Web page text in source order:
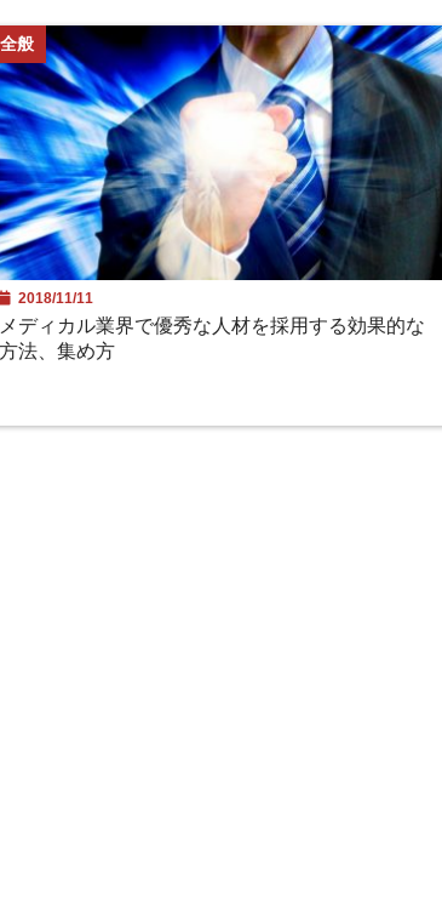
全般
2018/11/11
メディカル業界で優秀な人材を採用する効果的な
方法、集め方